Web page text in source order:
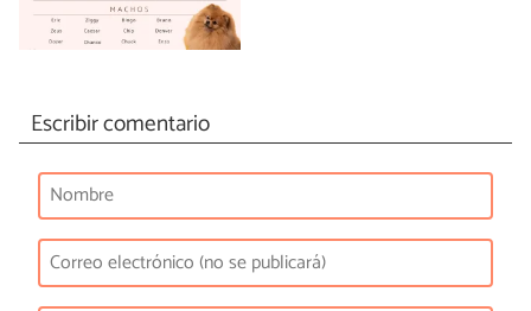
Escribir comentario